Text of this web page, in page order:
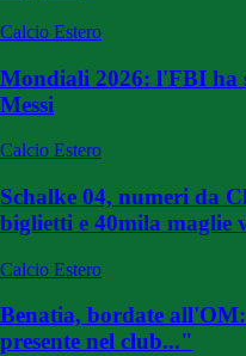
Calcio Estero
Mondiali 2026: l'FBI ha
Messi
Calcio Estero
Schalke 04, numeri da
biglietti e 40mila maglie
Calcio Estero
Benatia, bordate
presente nel club..."